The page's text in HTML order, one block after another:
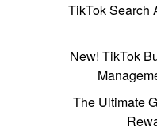
TikTok Search
New! TikTok
The Ultimate